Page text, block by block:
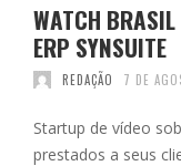
WATCH BRASIL
ERP SYNSUITE
REDAÇÃO 7 DE
Startup de vídeo
prestados a seus